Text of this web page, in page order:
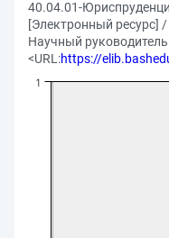
40.04.01-
[Электронный ресурс]
Научный
<URL:https://